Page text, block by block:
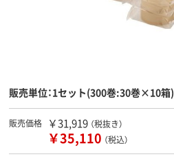
販売単位：1セット(300巻:30巻×10箱)
販売価格 ￥31,919 （税抜き）
￥35,110 （税込）